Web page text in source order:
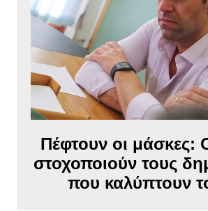
Πέφτουν οι μάσκες:
στοχοποιούν τους
που καλύπτουν